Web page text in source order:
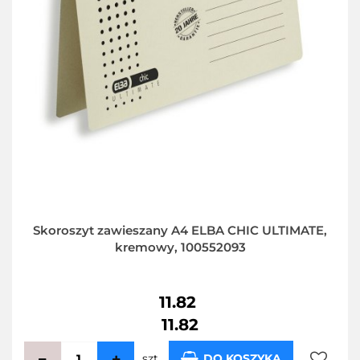
Skoroszyt zawieszany A4 ELBA CHIC ULTIMATE,
kremowy, 100552093
11.82
11.82